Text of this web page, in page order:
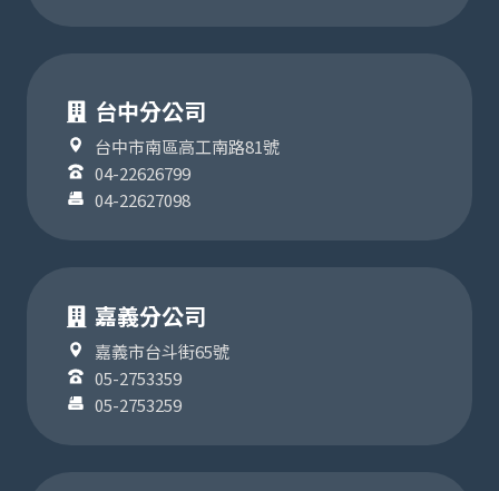
台中分公司
台中市南區高工南路81號
04-22626799
04-22627098
嘉義分公司
嘉義市台斗街65號
05-2753359
05-2753259